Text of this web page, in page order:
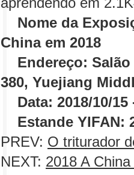
Nome da
China em 2018
Endereço: Salão
380, Yuejiang
Data: 2018/10/15
Estande YIFAN:
PREV: O triturador
NEXT: 2018 A